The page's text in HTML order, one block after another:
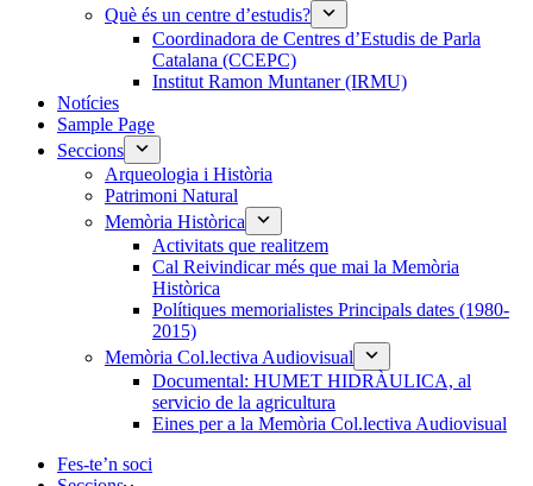
Què és un centre d’estudis?
Coordinadora de Centres d’Estudis de Parla
Catalana (CCEPC)
Institut Ramon Muntaner (IRMU)
Notícies
Sample Page
Seccions
Arqueologia i Història
Patrimoni Natural
Memòria Històrica
Activitats que realitzem
Cal Reivindicar més que mai la Memòria
Històrica
Polítiques memorialistes Principals dates (1980-
2015)
Memòria Col.lectiva Audiovisual
Documental: HUMET HIDRÀULICA, al
servicio de la agricultura
Eines per a la Memòria Col.lectiva Audiovisual
Fes-te’n soci